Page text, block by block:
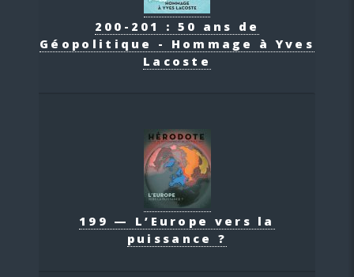
200-201 : 50 ans de
Géopolitique - Hommage à Yves
Lacoste
199 — L’Europe vers la
puissance ?